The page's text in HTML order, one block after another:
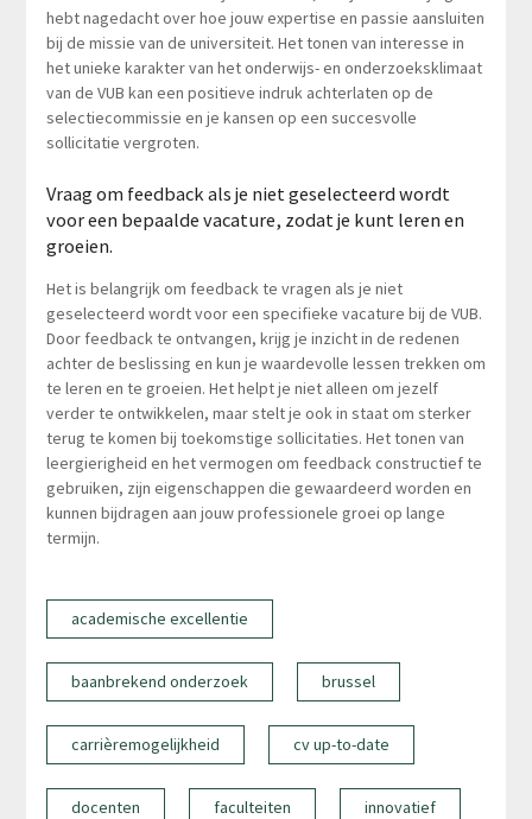
hebt nagedacht over hoe jouw expertise en passie aansluiten
bij de missie van de universiteit. Het tonen van interesse in
het unieke karakter van het onderwijs- en onderzoeksklimaat
van de VUB kan een positieve indruk achterlaten op de
selectiecommissie en je kansen op een succesvolle
sollicitatie vergroten.
Vraag om feedback als je niet geselecteerd wordt
voor een bepaalde vacature, zodat je kunt leren en
groeien.
Het is belangrijk om feedback te vragen als je niet
geselecteerd wordt voor een specifieke vacature bij de VUB.
Door feedback te ontvangen, krijg je inzicht in de redenen
achter de beslissing en kun je waardevolle lessen trekken om
te leren en te groeien. Het helpt je niet alleen om jezelf
verder te ontwikkelen, maar stelt je ook in staat om sterker
terug te komen bij toekomstige sollicitaties. Het tonen van
leergierigheid en het vermogen om feedback constructief te
gebruiken, zijn eigenschappen die gewaardeerd worden en
kunnen bijdragen aan jouw professionele groei op lange
termijn.
academische excellentie
baanbrekend onderzoek brussel
carrièremogelijkheid cv up-to-date
docenten faculteiten innovatief